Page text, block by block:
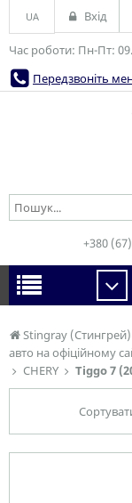
Stingray
авто на офіційному
CHERY
Tiggo 7
Час роботи: Пн-Пт:
Передзвоніть
UA Вхід
+380